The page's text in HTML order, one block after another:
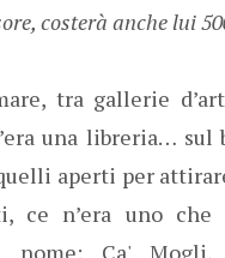
costerà anche lui
tra gallerie
una libreria… sul
aperti per
ce n’era uno che
nome: Ca'